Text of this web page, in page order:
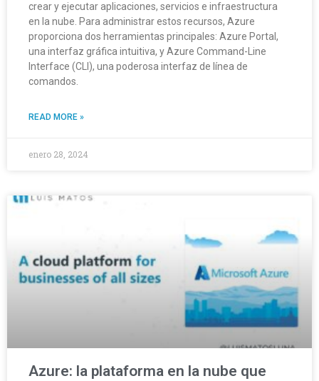
crear y ejecutar aplicaciones, servicios e infraestructura
en la nube. Para administrar estos recursos, Azure
proporciona dos herramientas principales: Azure Portal,
una interfaz gráfica intuitiva, y Azure Command-Line
Interface (CLI), una poderosa interfaz de línea de
comandos.
READ MORE »
enero 28, 2024
Azure: la plataforma en la nube que